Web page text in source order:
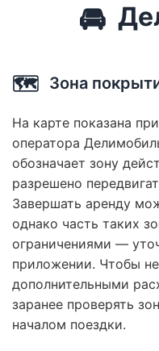
🚘
🗺️ Зона
На карте показана
оператора
обозначает зону
разрешено
Завершать аренду
однако часть таких
ограничениями —
приложении. Чтобы
дополнительными
заранее проверять
началом поездки.